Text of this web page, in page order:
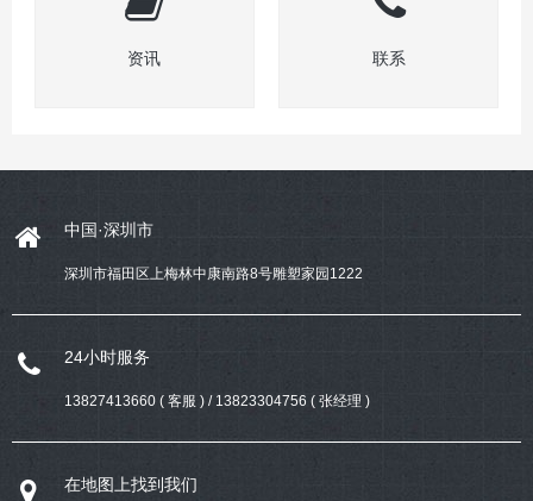
资讯 联系
中国·深圳市
深圳市福田区上梅林中康南路8号雕塑家园1222
24小时服务
13827413660 ( 客服 ) / 13823304756 ( 张经理 )
在地图上找到我们